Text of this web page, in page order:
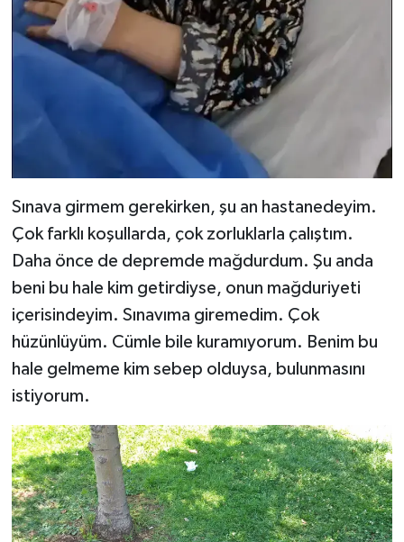
Sınava girmem gerekirken, şu an hastanedeyim.
Çok farklı koşullarda, çok zorluklarla çalıştım.
Daha önce de depremde mağdurdum. Şu anda
beni bu hale kim getirdiyse, onun mağduriyeti
içerisindeyim. Sınavıma giremedim. Çok
hüzünlüyüm. Cümle bile kuramıyorum. Benim bu
hale gelmeme kim sebep olduysa, bulunmasını
istiyorum.